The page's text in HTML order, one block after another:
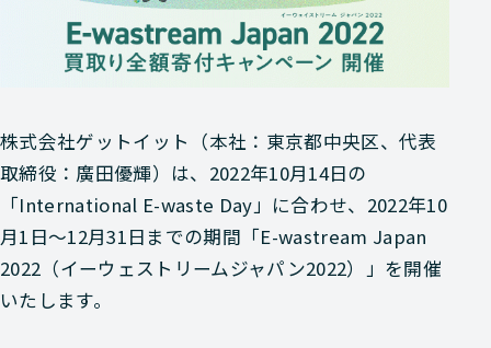
株式会社ゲットイット（本社：東京都中央区、代表
取締役：廣田優輝）は、2022年10月14日の
「International E-waste Day」に合わせ、2022年10
月1日～12月31日までの期間「E-wastream Japan
2022（イーウェストリームジャパン2022）」を開催
いたします。